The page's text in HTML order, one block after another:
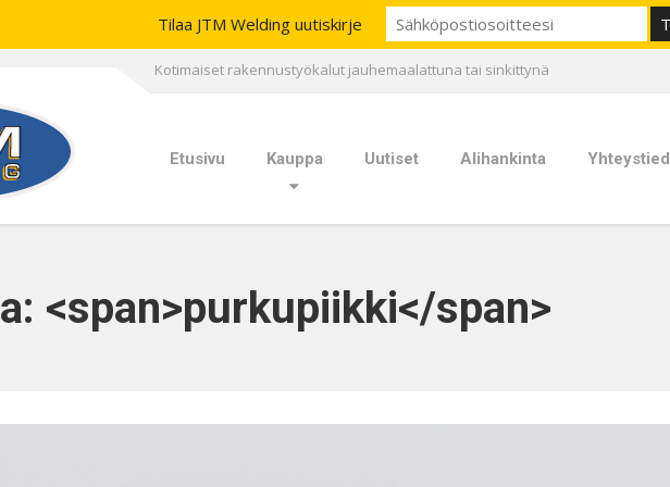
Kotimaiset rakennustyökalut jauhemaalattuna tai sinkittynä
Etusivu Kauppa Uutiset Alihankinta
<span>purkupiikki</span>
Tilaa JTM Welding uutiskirje